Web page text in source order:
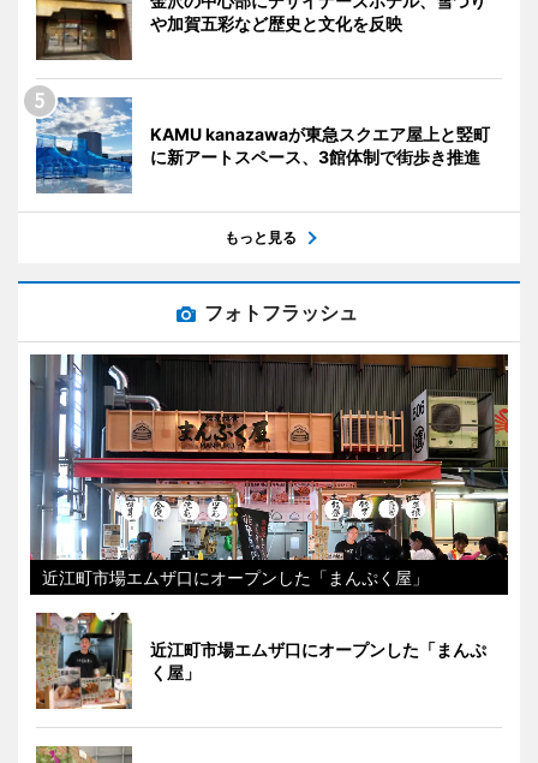
や加賀五彩など歴史と文化を反映
KAMU kanazawaが東急スクエア屋上と竪町
に新アートスペース、3館体制で街歩き推進
もっと見る
フォトフラッシュ
近江町市場エムザ口にオープンした「まんぷく屋」
近江町市場エムザ口にオープンした「まんぷ
く屋」